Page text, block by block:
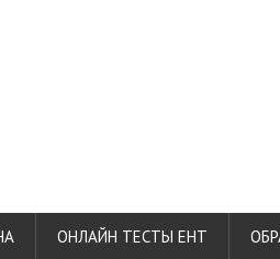
ОНЛАЙН ТЕСТЫ ЕНТ